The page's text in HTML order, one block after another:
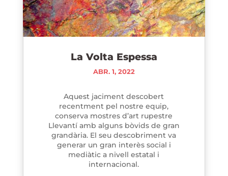
La Volta Espessa
ABR. 1, 2022
Aquest jaciment descobert
recentment pel nostre equip,
conserva mostres d’art rupestre
Llevantí amb alguns bòvids de gran
grandària. El seu descobriment va
generar un gran interès social i
mediàtic a nivell estatal i
internacional.